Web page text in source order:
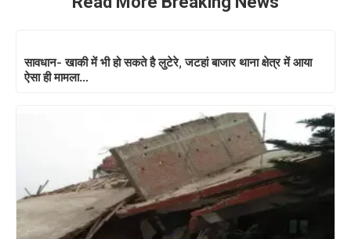
सावधान- खाकी में भी हो सकते है लुटेरे, जटहां बाजार थाना क्षेत्र में आया
ऐसा ही मामला…